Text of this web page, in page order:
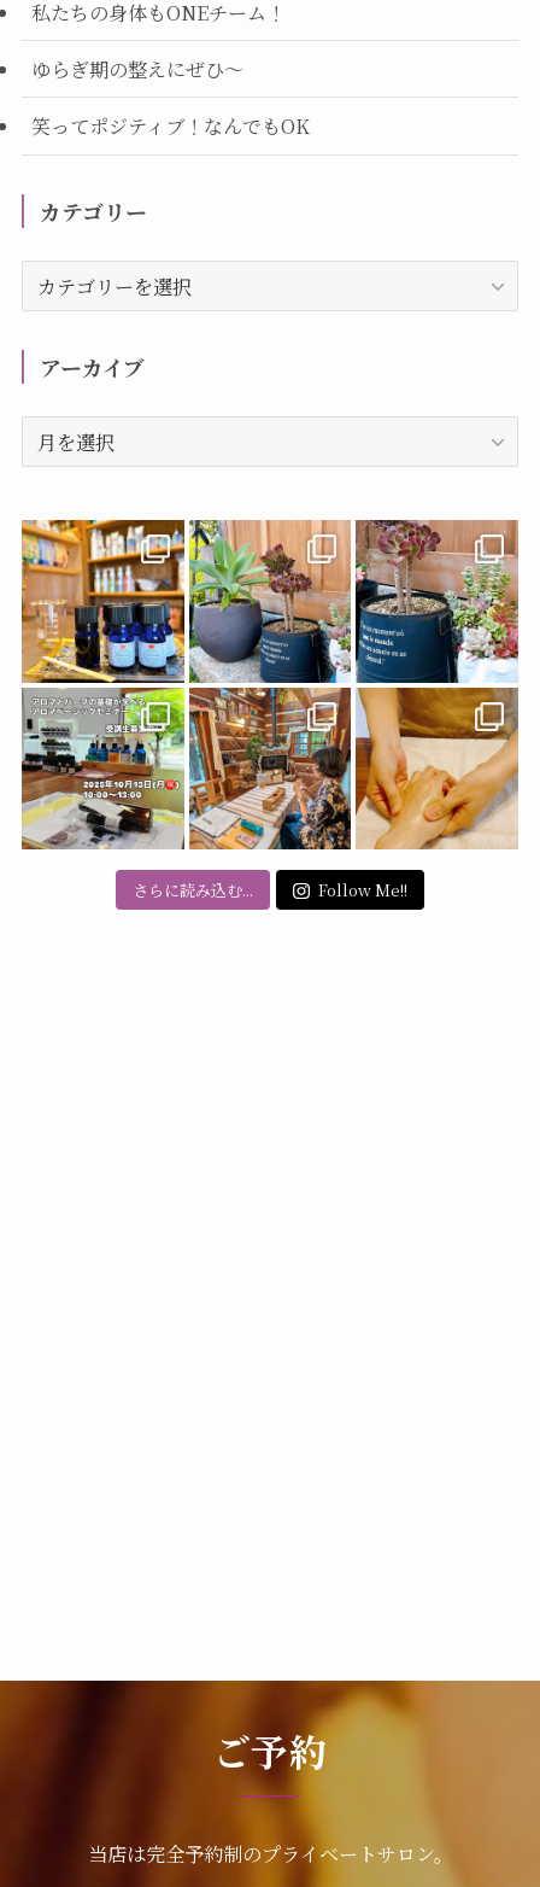
私たちの身体もONEチーム！
ゆらぎ期の整えにぜひ～
笑ってポジティブ！なんでもOK
カテゴリー
テ
アーカイブ
ー
イ
ブ
さらに読み込む... Follow Me!!
ご予約
当店は完全予約制のプライベートサロン。